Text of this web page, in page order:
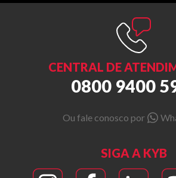
CENTRAL DE
0800 9400
Ou fale conosco por
SIGA A KYB